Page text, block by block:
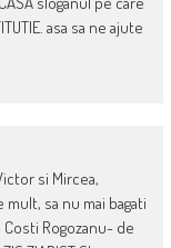
asa sa ne ajute
si Mircea,
sa nu mai bagati
Rogozanu- de